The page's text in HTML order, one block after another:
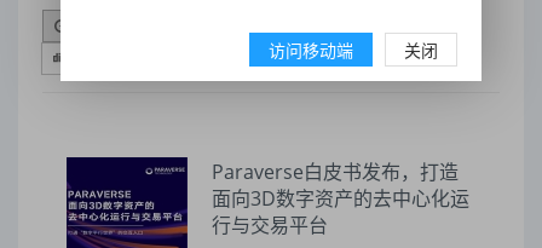
Paraverse白皮书发布，打造
面向3D数字资产的去中心化运
行与交易平台
访问移动端 关闭